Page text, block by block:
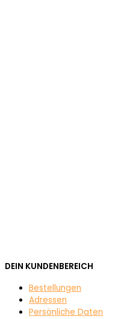
DEIN KUNDENBEREICH
Bestellungen
Adressen
Persönliche Daten